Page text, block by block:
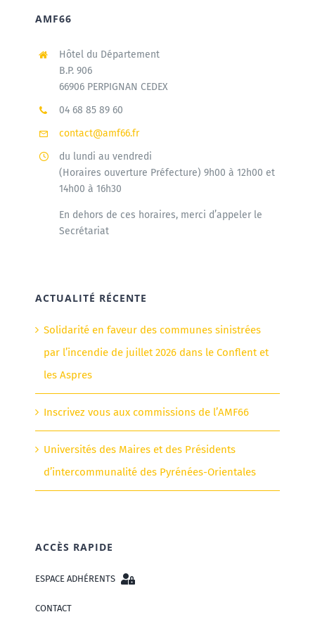
AMF66
Hôtel du Département
B.P. 906
66906 PERPIGNAN CEDEX
04 68 85 89 60
contact@amf66.fr
du lundi au vendredi
(Horaires ouverture Préfecture) 9h00 à 12h00 et
14h00 à 16h30
En dehors de ces horaires, merci d’appeler le
Secrétariat
ACTUALITÉ RÉCENTE
Solidarité en faveur des communes sinistrées
par l’incendie de juillet 2026 dans le Conflent et
les Aspres
Inscrivez vous aux commissions de l’AMF66
Universités des Maires et des Présidents
d’intercommunalité des Pyrénées-Orientales
ACCÈS RAPIDE
ESPACE ADHÉRENTS
CONTACT